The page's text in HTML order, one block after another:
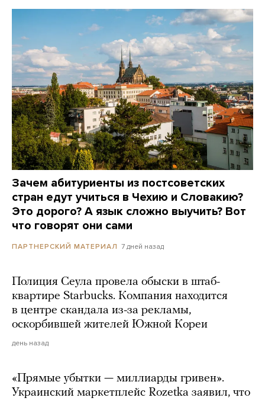
Зачем абитуриенты из постсоветских
стран едут учиться в Чехию и Словакию?
Это дорого? А язык сложно выучить? Вот
что говорят они сами
ПАРТНЕРСКИЙ МАТЕРИАЛ 7 дней назад
Полиция Сеула провела обыски в штаб-
квартире Starbucks. Компания находится
в центре скандала из-за рекламы,
оскорбившей жителей Южной Кореи
день назад
«Прямые убытки — миллиарды гривен».
Украинский маркетплейс Rozetka заявил, что